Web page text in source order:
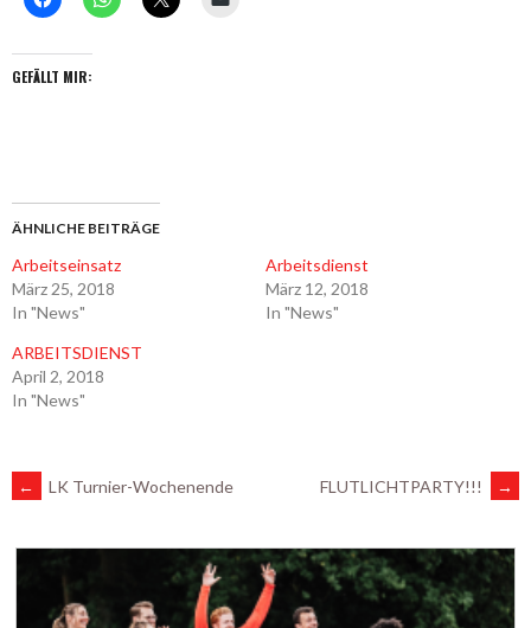
GEFÄLLT MIR:
ÄHNLICHE BEITRÄGE
Arbeitseinsatz
März 25, 2018
In "News"
Arbeitsdienst
März 12, 2018
In "News"
ARBEITSDIENST
April 2, 2018
In "News"
ARTIKEL-
NAVIGATION
← LK Turnier-Wochenende FLUTLICHTPARTY!!! →